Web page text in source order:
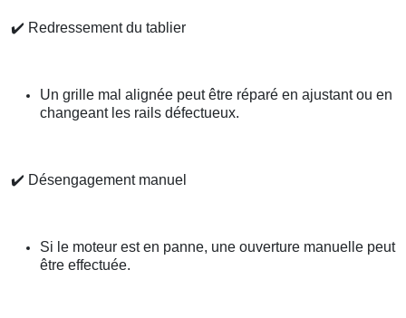
✔️ Redressement du tablier
Un grille mal alignée peut être réparé en ajustant ou en
changeant les rails défectueux.
✔️ Désengagement manuel
Si le moteur est en panne, une ouverture manuelle peut
être effectuée.